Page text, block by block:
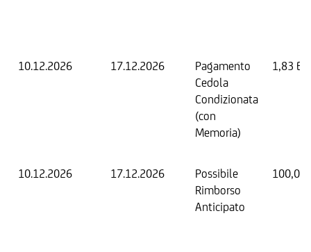
10.12.2026 17.12.2026
Pagamento
Cedola
Condizionata
(con
Memoria)
1,83
10.12.2026 17.12.2026
Possibile
Rimborso
Anticipato
100,00